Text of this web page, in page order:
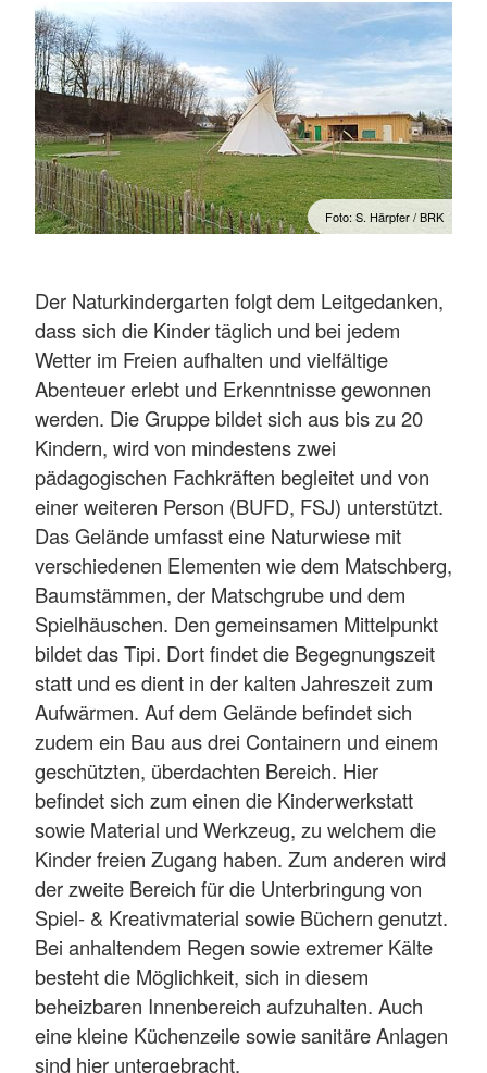
Foto: S. Härpfer / BRK
Der Naturkindergarten folgt dem Leitgedanken,
dass sich die Kinder täglich und bei jedem
Wetter im Freien aufhalten und vielfältige
Abenteuer erlebt und Erkenntnisse gewonnen
werden. Die Gruppe bildet sich aus bis zu 20
Kindern, wird von mindestens zwei
pädagogischen Fachkräften begleitet und von
einer weiteren Person (BUFD, FSJ) unterstützt.
Das Gelände umfasst eine Naturwiese mit
verschiedenen Elementen wie dem Matschberg,
Baumstämmen, der Matschgrube und dem
Spielhäuschen. Den gemeinsamen Mittelpunkt
bildet das Tipi. Dort findet die Begegnungszeit
statt und es dient in der kalten Jahreszeit zum
Aufwärmen. Auf dem Gelände befindet sich
zudem ein Bau aus drei Containern und einem
geschützten, überdachten Bereich. Hier
befindet sich zum einen die Kinderwerkstatt
sowie Material und Werkzeug, zu welchem die
Kinder freien Zugang haben. Zum anderen wird
der zweite Bereich für die Unterbringung von
Spiel- & Kreativmaterial sowie Büchern genutzt.
Bei anhaltendem Regen sowie extremer Kälte
besteht die Möglichkeit, sich in diesem
beheizbaren Innenbereich aufzuhalten. Auch
eine kleine Küchenzeile sowie sanitäre Anlagen
sind hier untergebracht.